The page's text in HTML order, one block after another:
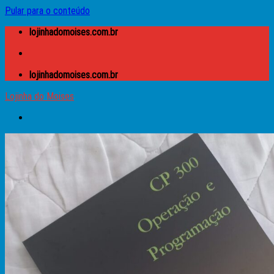
Pular para o conteúdo
lojinhadomoises.com.br
lojinhadomoises.com.br
Lojinha do Moises
Buscar por:
Lojinha do Moises
Caixas
Apple
Atari